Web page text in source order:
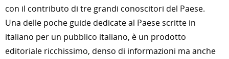
con il contributo di tre grandi conoscitori del Paese.
Una delle poche guide dedicate al Paese scritte in
italiano per un pubblico italiano, è un prodotto
editoriale ricchissimo, denso di informazioni ma anche